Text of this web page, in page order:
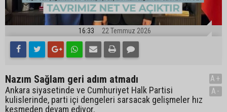
16:33 22 Temmuz 2026
Nazım Sağlam geri adım atmadı
Ankara siyasetinde ve Cumhuriyet Halk Partisi
kulislerinde, parti içi dengeleri sarsacak gelişmeler hız
kesmeden devam ediyor.
A+
A-